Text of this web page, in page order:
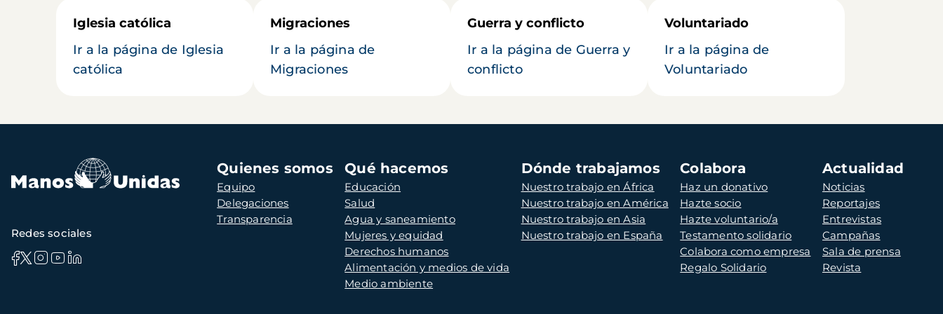
Iglesia católica
Ir a la página de Iglesia
católica
Migraciones
Ir a la página de
Migraciones
Guerra y conflicto
Ir a la página de Guerra y
conflicto
Voluntariado
Ir a la página de
Voluntariado
Navegación
principal
Quienes somos
Equipo
Delegaciones
Transparencia
Qué hacemos
Educación
Salud
Agua y saneamiento
Mujeres y equidad
Derechos humanos
Alimentación y medios de vida
Medio ambiente
Dónde trabajamos
Nuestro trabajo en África
Nuestro trabajo en América
Nuestro trabajo en Asia
Nuestro trabajo en España
Colabora
Haz un donativo
Hazte socio
Hazte voluntario/a
Testamento solidario
Colabora como empresa
Regalo Solidario
Actualidad
Noticias
Reportajes
Entrevistas
Campañas
Sala de prensa
Revista
Redes sociales